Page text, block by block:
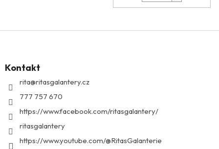
aKontakt
rita@ritasgalantery.cz
777 757 670
https://www.facebook.com/ritasgalantery/
ritasgalantery
https://www.youtube.com/@RitasGalanterie